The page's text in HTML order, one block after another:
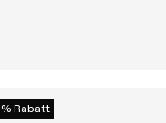
Rabatt